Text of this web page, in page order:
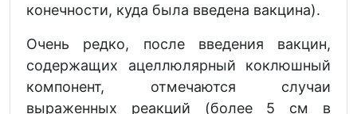
конечности, куда была введена вакцина).
Очень редко, после введения вакцин,
содержащих ацеллюлярный коклюшный
компонент, отмечаются случаи
выраженных реакций (более 5 см в